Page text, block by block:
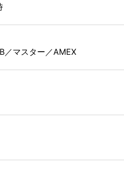
／マスター／AMEX